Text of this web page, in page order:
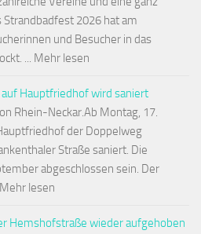
2026 hat am
und Besucher in das
... Mehr lesen
Hauptfriedhof wird saniert
Rhein-Neckar.Ab Montag, 17.
der Doppelweg
Straße saniert. Die
abgeschlossen sein. Der
lesen
Hemshofstraße wieder aufgehoben